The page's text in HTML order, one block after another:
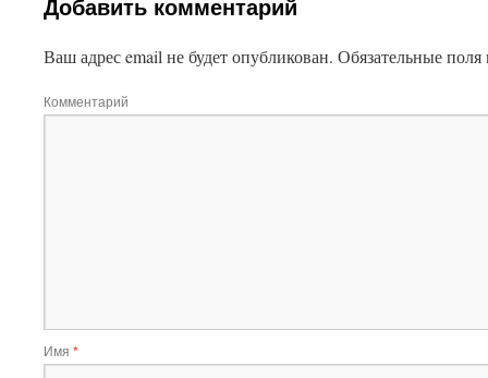
Ваш адрес email не будет опубликован. Обязательные
Комментарий
Имя *